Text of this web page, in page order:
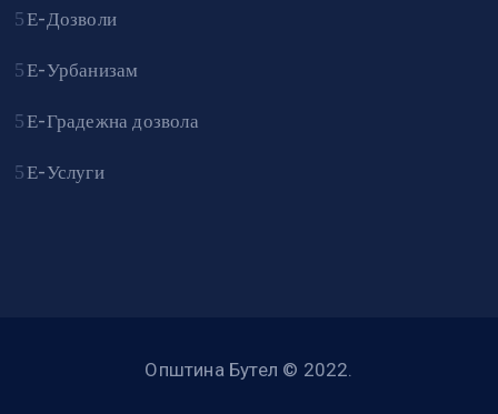
Е-Дозволи
Е-Урбанизам
Е-Градежна дозвола
Е-Услуги
Општина Бутел © 2022.